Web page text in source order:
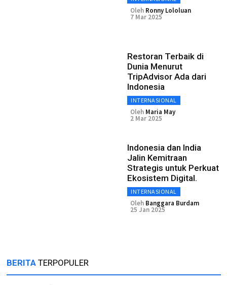
Oleh Ronny Lololuan
7 Mar 2025
Restoran Terbaik di
Dunia Menurut
TripAdvisor Ada dari
Indonesia
INTERNASIONAL
Oleh Maria May
2 Mar 2025
Indonesia dan India
Jalin Kemitraan
Strategis untuk Perkuat
Ekosistem Digital.
INTERNASIONAL
Oleh Banggara Burdam
25 Jan 2025
BERITA TERPOPULER